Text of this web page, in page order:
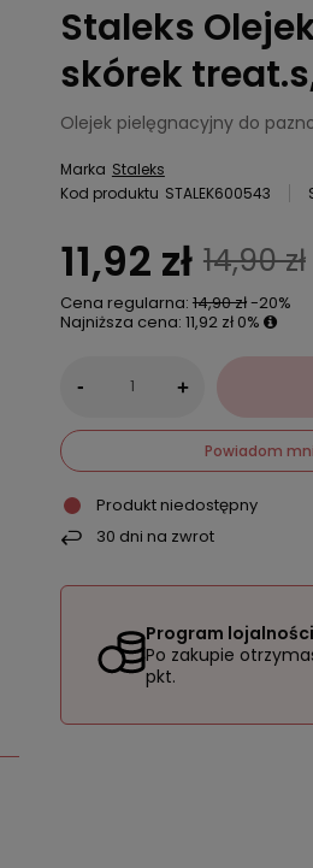
Staleks
skórek
Olejek pielęgnacyjny do
Marka Staleks
Kod produktu STALEK600543
11,92 zł 14,90 zł
Cena regularna: 14,90 zł-20%
Najniższa cena: 11,92 zł 0%
- +
Powiadom
Produkt niedostępny
30 dni na zwrot
Program
Po zakupie
pkt.